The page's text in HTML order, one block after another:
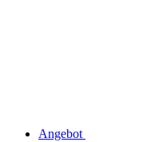
Angebot